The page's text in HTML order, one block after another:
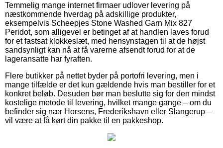
Temmelig mange internet firmaer udlover levering på
næstkommende hverdag på adskillige produkter,
eksempelvis Scheepjes Stone Washed Garn Mix 827
Peridot, som alligevel er betinget af at handlen laves forud
for et fastsat klokkeslæt, med hensynstagen til at de højst
sandsynligt kan nå at få varerne afsendt forud for at de
lageransatte har fyraften.
Flere butikker på nettet byder på portofri levering, men i
mange tilfælde er det kun gældende hvis man bestiller for et
konkret beløb. Desuden bør man beslutte sig for den mindst
kostelige metode til levering, hvilket mange gange – om du
befinder sig nær Horsens, Frederikshavn eller Slangerup –
vil være at få kørt din pakke til en pakkeshop.